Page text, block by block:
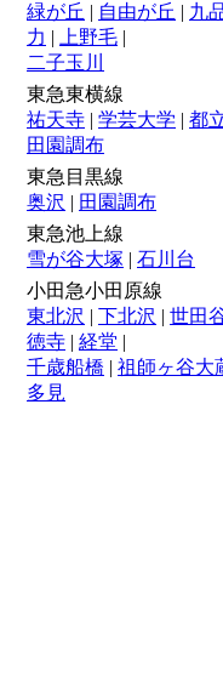
緑が丘 | 自由が丘 | 九
力 | 上野毛 |
二子玉川
東急東横線
祐天寺 | 学芸大学 | 都
田園調布
東急目黒線
奥沢 | 田園調布
東急池上線
雪が谷大塚 | 石川台
小田急小田原線
東北沢 | 下北沢 | 世田
徳寺 | 経堂 |
千歳船橋 | 祖師ヶ谷大
多見